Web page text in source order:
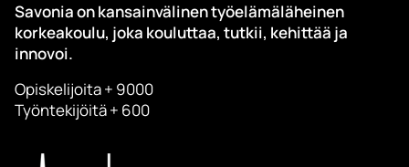
Savonia on kansainvälinen työelämäläheinen
korkeakoulu, joka kouluttaa, tutkii, kehittää ja
innovoi.
Opiskelijoita + 9000
Työntekijöitä + 600